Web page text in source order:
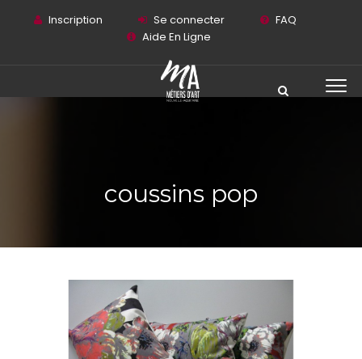
Inscription Se connecter
FAQ
Aide En Ligne
coussins pop